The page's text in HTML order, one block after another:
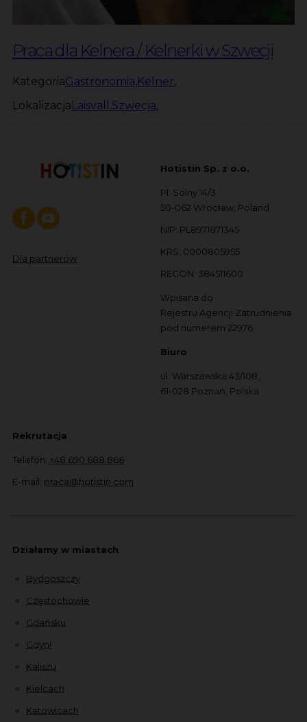
Praca dla Kelnera / Kelnerki w Szwecji
KategoriaGastronomia,Kelner,
Lokalizacja Laisvall ,Szwecja,
Dla partnerów
Hotistin Sp. z o.o.
Pl. Solny 14/3
50-062 Wrocław, Poland
NIP: PL8971871345
KRS: 0000805955
REGON: 384511600
Wpisana do
Rejestru Agencji Zatrudnienia
pod numerem 22976
Biuro
ul. Warszawska 43/108,
61-028 Poznań, Polska
Rekrutacja
Telefon: +48 690 688 866
E-mail: praca@hotistin.com
Działamy w miastach
Bydgoszczy
Częstochowie
Gdańsku
Gdyni
Kaliszu
Kielcach
Katowicach